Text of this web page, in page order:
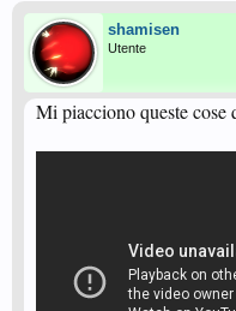
shamisen
Utente
Mi piacciono queste cose